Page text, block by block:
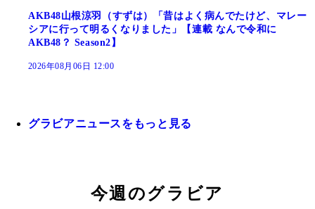
AKB48山根涼羽（すずは）「昔はよく病んでたけど、マレー
シアに行って明るくなりました」【連載 なんで令和に
AKB48？ Season2】
2026年08月06日 12:00
グラビアニュースをもっと見る
今週のグラビア